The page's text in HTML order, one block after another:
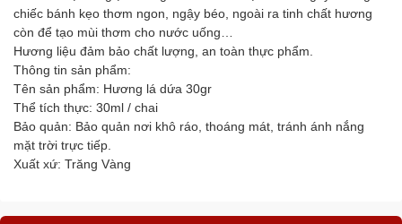
chiếc bánh kẹo thơm ngon, ngậy béo, ngoài ra tinh chất hương
còn để tạo mùi thơm cho nước uống…
Hương liệu đảm bảo chất lượng, an toàn thực phẩm.
Thông tin sản phẩm:
Tên sản phẩm: Hương lá dứa 30gr
Thể tích thực: 30ml / chai
Bảo quản: Bảo quản nơi khô ráo, thoáng mát, tránh ánh nắng
mặt trời trực tiếp.
Xuất xứ: Trăng Vàng